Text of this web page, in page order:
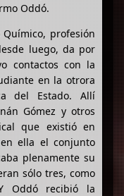
Oddó.
profesión
luego, da por
contactos con la
en la otrora
del Estado. Allí
Gómez y otros
que existió en
ella el conjunto
plenamente su
sólo tres, como
Oddó recibió la